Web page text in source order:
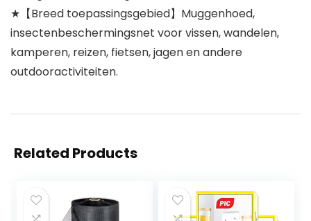
★【Breed toepassingsgebied】Muggenhoed,
insectenbeschermingsnet voor vissen, wandelen,
kamperen, reizen, fietsen, jagen en andere
outdooractiviteiten.
Related Products